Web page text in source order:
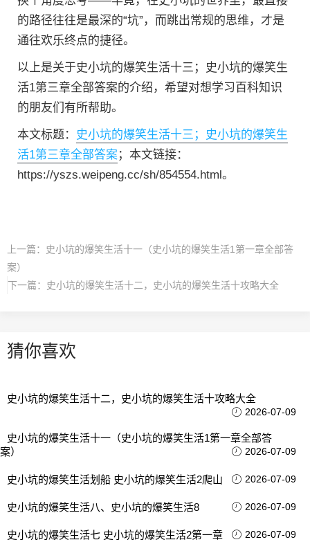
的路径往往是最深的“坑”，而跳出常规的思维，才是
通往欢乐终点的捷径。
以上是关于史小坑的爆笑生活十三；史小坑的爆笑生
活1第三章全部答案的介绍，希望对想学习百科知识
的朋友们有所帮助。
本文标题：
史小坑的爆笑生活十三；史小坑的爆笑生
活1第三章全部答案；本文链接：
https://yszs.weipeng.cc/sh/854554.html。
上一篇： 史小坑的爆笑生活十一（史小坑的爆笑生活1第一章全部答
案）
下一篇： 史小坑的爆笑生活十二，史小坑的爆笑生活十攻略大全
猜你喜欢
史小坑的爆笑生活十二，史小坑的爆笑生活十攻略大全
2026-07-09
史小坑的爆笑生活十一（史小坑的爆笑生活1第一章全部答
案）
2026-07-09
史小坑的爆笑生活划船 史小坑的爆笑生活2爬山 2026-07-09
史小坑的爆笑生活八、史小坑的爆笑生活8 2026-07-09
史小坑的爆笑生活七 史小坑的爆笑生活2第一章 2026-07-09